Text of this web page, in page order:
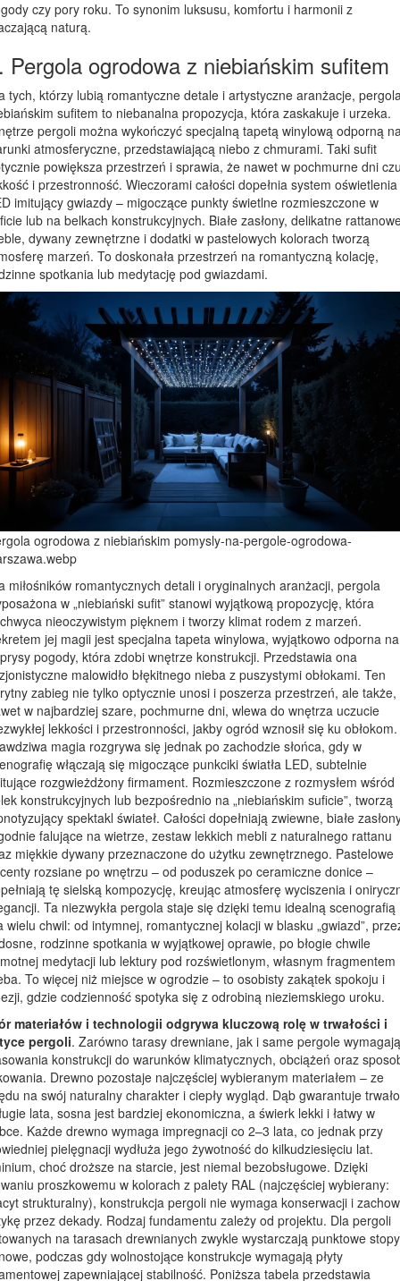
czy pory roku. To synonim luksusu, komfortu i harmonii z
naturą.
Pergola ogrodowa z niebiańskim sufitem
tych, którzy lubią romantyczne detale i artystyczne aranżacje,
sufitem to niebanalna propozycja, która zaskakuje i urzeka.
pergoli można wykończyć specjalną tapetą winylową odporną
atmosferyczne, przedstawiającą niebo z chmurami. Taki sufit
powiększa przestrzeń i sprawia, że nawet w pochmurne dni
i przestronność. Wieczorami całości dopełnia system oświetlenia
imitujący gwiazdy – migoczące punkty świetlne rozmieszczone w
lub na belkach konstrukcyjnych. Białe zasłony, delikatne
dywany zewnętrzne i dodatki w pastelowych kolorach tworzą
marzeń. To doskonała przestrzeń na romantyczną kolację,
spotkania lub medytację pod gwiazdami.
ogrodowa z niebiańskim pomysly-na-pergole-ogrodowa-
miłośników romantycznych detali i oryginalnych aranżacji, pergola
w „niebiański sufit” stanowi wyjątkową propozycję, która
nieoczywistym pięknem i tworzy klimat rodem z marzeń.
jej magii jest specjalna tapeta winylowa, wyjątkowo odporna na
pogody, która zdobi wnętrze konstrukcji. Przedstawia ona
malowidło błękitnego nieba z puszystymi obłokami. Ten
zabieg nie tylko optycznie unosi i poszerza przestrzeń, ale także,
w najbardziej szare, pochmurne dni, wlewa do wnętrza uczucie
lekkości i przestronności, jakby ogród wznosił się ku obłokom.
magia rozgrywa się jednak po zachodzie słońca, gdy w
włączają się migoczące punkciki światła LED, subtelnie
rozgwieżdżony firmament. Rozmieszczone z rozmysłem wśród
konstrukcyjnych lub bezpośrednio na „niebiańskim suficie”, tworzą
spektakl świateł. Całości dopełniają zwiewne, białe
falujące na wietrze, zestaw lekkich mebli z naturalnego rattanu
miękkie dywany przeznaczone do użytku zewnętrznego. Pastelowe
rozsiane po wnętrzu – od poduszek po ceramiczne donice –
tę sielską kompozycję, kreując atmosferę wyciszenia i
Ta niezwykła pergola staje się dzięki temu idealną scenografią
wielu chwil: od intymnej, romantycznej kolacji w blasku „gwiazd”,
rodzinne spotkania w wyjątkowej oprawie, po błogie chwile
medytacji lub lektury pod rozświetlonym, własnym fragmentem
To więcej niż miejsce w ogrodzie – to osobisty zakątek spokoju i
gdzie codzienność spotyka się z odrobiną nieziemskiego uroku.
materiałów i technologii odgrywa kluczową rolę w trwałości i
pergoli. Zarówno tarasy drewniane, jak i same pergole wymagają
konstrukcji do warunków klimatycznych, obciążeń oraz
Drewno pozostaje najczęściej wybieranym materiałem – ze
na swój naturalny charakter i ciepły wygląd. Dąb gwarantuje
lata, sosna jest bardziej ekonomiczna, a świerk lekki i łatwy w
Każde drewno wymaga impregnacji co 2–3 lata, co jednak przy
pielęgnacji wydłuża jego żywotność do kilkudziesięciu lat.
choć droższe na starcie, jest niemal bezobsługowe. Dzięki
proszkowemu w kolorach z palety RAL (najczęściej wybierany:
strukturalny), konstrukcja pergoli nie wymaga konserwacji i
przez dekady. Rodzaj fundamentu zależy od projektu. Dla pergoli
na tarasach drewnianych zwykle wystarczają punktowe stopy
podczas gdy wolnostojące konstrukcje wymagają płyty
zapewniającej stabilność. Poniższa tabela przedstawia